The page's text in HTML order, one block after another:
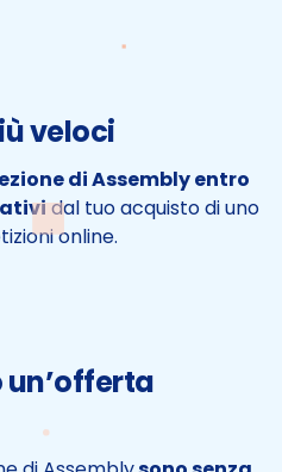
veloci
di Assembly entro
dal tuo acquisto di uno
online.